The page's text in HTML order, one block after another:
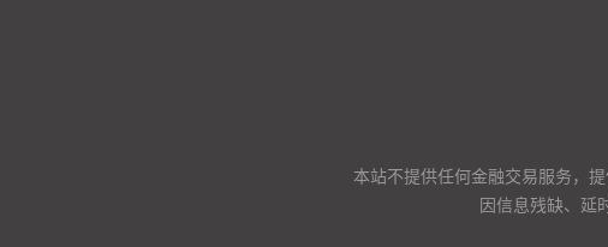
本站不提供任何金融交易服务，
因信息残缺、延